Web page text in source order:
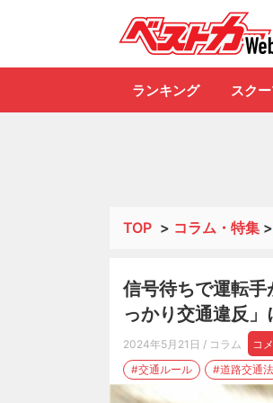
ランキング スク
TOP > コラム・特集 >
信号待ちで運転
っかり交通違反」
2024年5月21日 / コラム コ
#交通ルール
#道路交通法